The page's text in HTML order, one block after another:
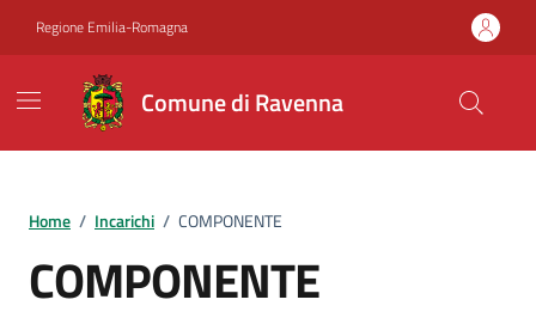
Regione Emilia-Romagna
Comune di Ravenna
Home / Incarichi / COMPONENTE
COMPONENTE